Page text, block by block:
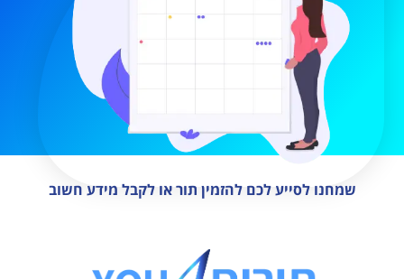
שמחנו לסייע לכם להזמין תור או לקבל מידע חשוב